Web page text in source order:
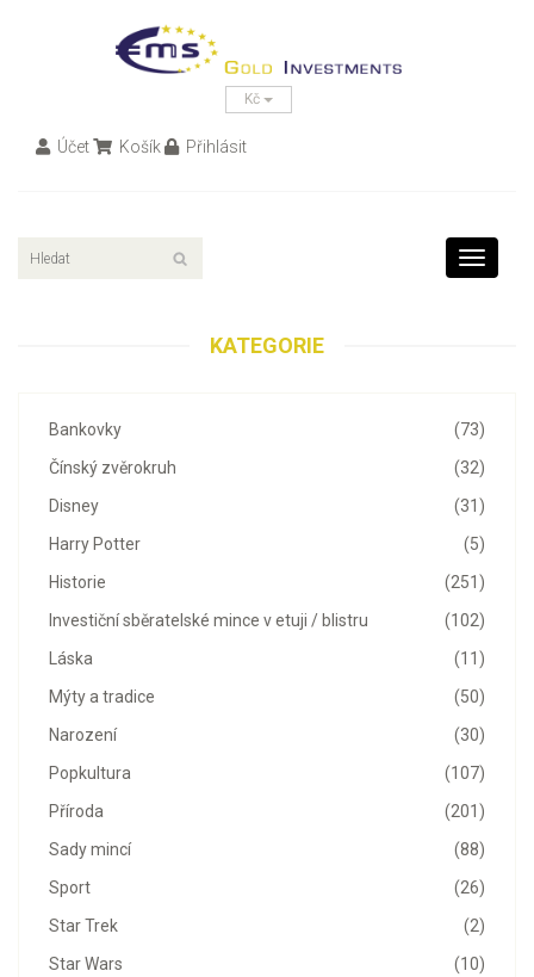
Kč
Účet Košík Přihlásit
Toggle
KATEGORIE
(73)
Bankovky
(32)
Čínský zvěrokruh
(31)
Disney
(5)
Harry Potter
(251)
Historie
(102)
Investiční sběratelské mince v etuji / blistru
(11)
Láska
(50)
Mýty a tradice
(30)
Narození
(107)
Popkultura
(201)
Příroda
(88)
Sady mincí
(26)
Sport
(2)
Star Trek
(10)
Star Wars